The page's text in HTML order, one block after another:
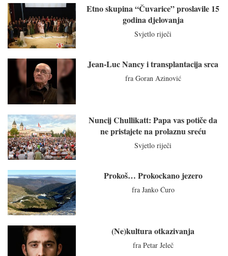
Etno skupina “Čuvarice” proslavile 15
godina djelovanja
Svjetlo riječi
Jean-Luc Nancy i transplantacija srca
fra Goran Azinović
Nuncij Chullikatt: Papa vas potiče da
ne pristajete na prolaznu sreću
Svjetlo riječi
Prokoš… Prokockano jezero
fra Janko Ćuro
(Ne)kultura otkazivanja
fra Petar Jeleč